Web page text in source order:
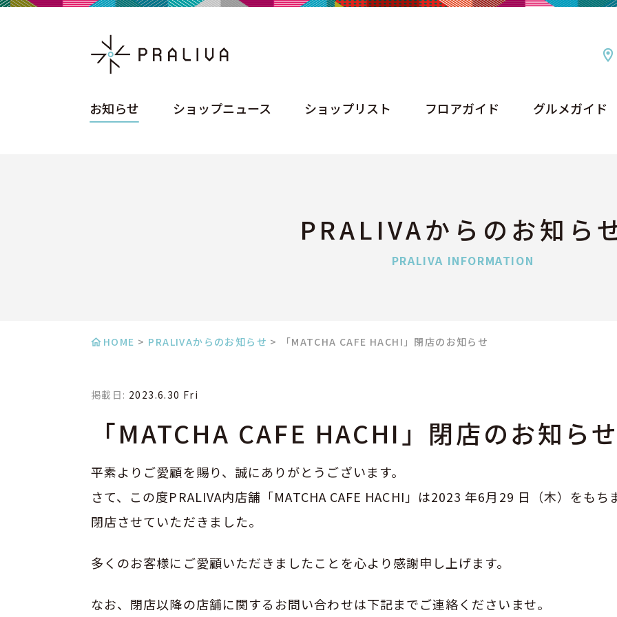
お知らせ ショップニュース ショップリスト フロアガイド グルメガイド
PRALIVAからのお知ら
PRALIVA INFORMATION
HOME > PRALIVAからのお知らせ > 「MATCHA CAFE HACHI」閉店のお知らせ
掲載日: 2023.6.30 Fri
「MATCHA CAFE HACHI」閉店のお知らせ
平素よりご愛顧を賜り、誠にありがとうございます。
さて、この度PRALIVA内店舗「MATCHA CAFE HACHI」は2023 年6月29 日（木）をもち
閉店させていただきました。
多くのお客様にご愛顧いただきましたことを心より感謝申し上げます。
なお、閉店以降の店舗に関するお問い合わせは下記までご連絡くださいませ。